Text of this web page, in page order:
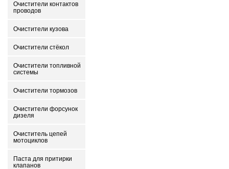
Очистители контактов
проводов
Очистители кузова
Очистители стёкол
Очистители топливной
системы
Очистители тормозов
Очистители форсунок
дизеля
Очиститель цепей
мотоциклов
Паста для притирки
клапанов